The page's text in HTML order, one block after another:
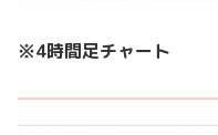
※4時間足チャート